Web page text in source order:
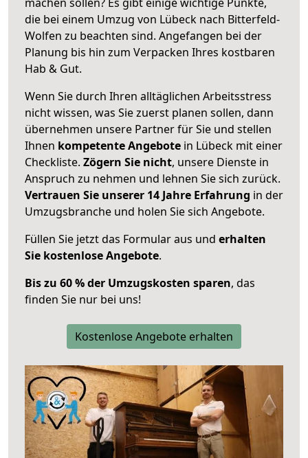
die bei einem Umzug von Lübeck nach Bitterfeld-
Wolfen zu beachten sind. Angefangen bei der
Planung bis hin zum Verpacken Ihres kostbaren
Hab & Gut.
Wenn Sie durch Ihren alltäglichen Arbeitsstress
nicht wissen, was Sie zuerst planen sollen, dann
übernehmen unsere Partner für Sie und stellen
Ihnen kompetente Angebote in Lübeck mit einer
Checkliste. Zögern Sie nicht, unsere Dienste in
Anspruch zu nehmen und lehnen Sie sich zurück.
Vertrauen Sie unserer 14 Jahre Erfahrung in der
Umzugsbranche und holen Sie sich Angebote.
Füllen Sie jetzt das Formular aus und erhalten
Sie kostenlose Angebote.
Bis zu 60 % der Umzugskosten sparen, das
finden Sie nur bei uns!
Kostenlose Angebote erhalten